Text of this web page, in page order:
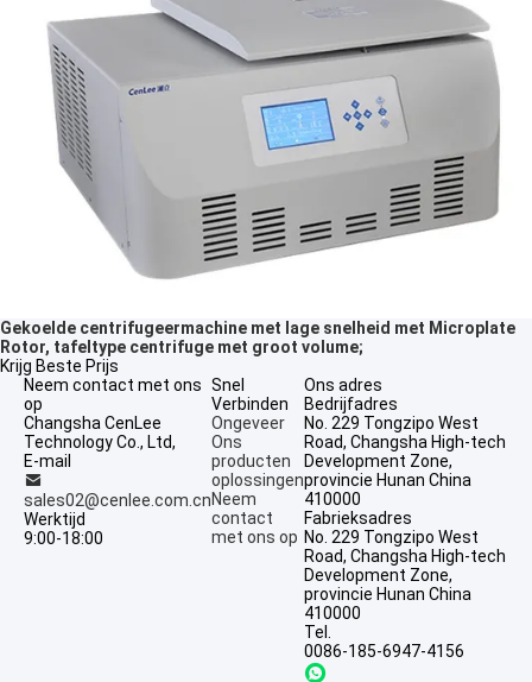
Gekoelde centrifugeermachine met lage snelheid met Microplate
Rotor, tafeltype centrifuge met groot volume;
Krijg Beste Prijs
Neem contact met ons
op
Changsha CenLee
Technology Co., Ltd,
E-mail
sales02@cenlee.com.cn
Werktijd
9:00-18:00
Snel
Verbinden
Ongeveer
Ons
producten
oplossingen
Neem
contact
met ons op
Ons adres
Bedrijfadres
No. 229 Tongzipo West
Road, Changsha High-tech
Development Zone,
provincie Hunan China
410000
Fabrieksadres
No. 229 Tongzipo West
Road, Changsha High-tech
Development Zone,
provincie Hunan China
410000
Tel.
0086-185-6947-4156